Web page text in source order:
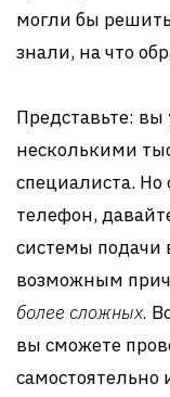
могли бы
знали, на что
Представьте:
несколькими
специалиста. Но
телефон,
системы подачи
возможным
более сложных.
вы сможете
самостоятельно